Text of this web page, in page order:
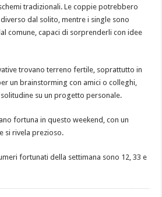
tradizionali. Le coppie potrebbero
dal solito, mentre i single sono
comune, capaci di sorprenderli con idee
trovano terreno fertile, soprattutto in
un brainstorming con amici o colleghi,
su un progetto personale.
fortuna in questo weekend, con un
si rivela prezioso.
fortunati della settimana sono 12, 33 e